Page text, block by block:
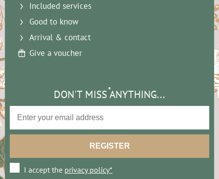
Included services
Good to know
Arrival & contact
Give a voucher
DON'T MISS ANYTHING...
I accept the privacy policy*